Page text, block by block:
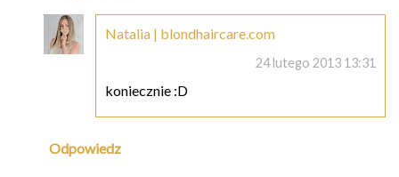
Natalia | blondhaircare.com
24 lutego 2013 13:31
koniecznie :D
Odpowiedz